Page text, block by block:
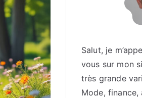
Salut, je
vous sur mon
très grande
Mode, finance,